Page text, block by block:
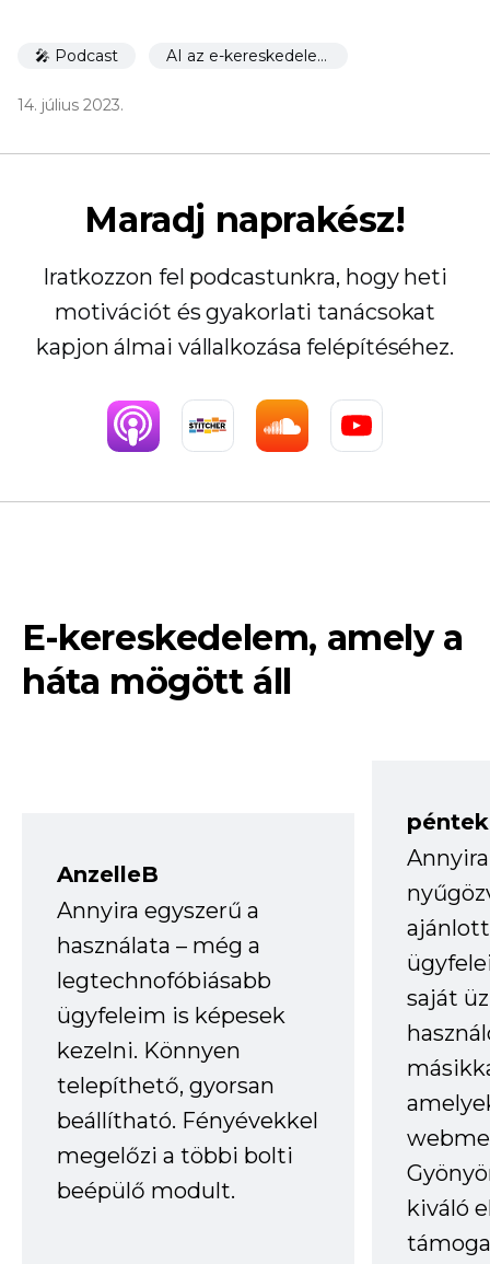
🎤 Podcast AI az e-kereskedelemhez
14. július 2023.
Maradj naprakész!
Iratkozzon fel podcastunkra, hogy heti
motivációt és gyakorlati tanácsokat
kapjon álmai vállalkozása felépítéséhez.
E-kereskedelem, amely a
háta mögött áll
AnzelleB
Annyira egyszerű a
használata – még a
legtechnofóbiásabb
ügyfeleim is képesek
kezelni. Könnyen
telepíthető, gyorsan
beállítható. Fényévekkel
megelőzi a többi bolti
beépülő modult.
saját
kiváló